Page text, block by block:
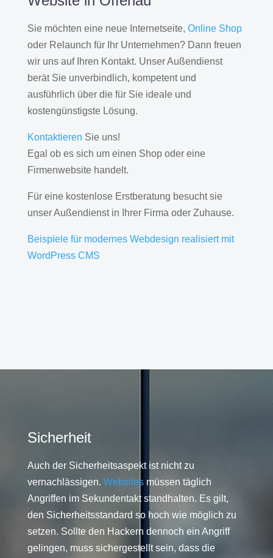
Sie möchten eine neue Internetseite, Online Shop
oder Relaunch für Ihr Unternehmen? Dann freuen
wir uns auf Ihren Kontakt. Unser Außendienst
berät Sie unverbindlich, kompetent und
ausführlich über die für Sie ideale und
kostengünstigste Lösung.
Kontaktieren Sie uns!
Egal ob es sich um einen Shop oder eine
Firmenwebsite handelt.
Für eine kostenlose Erstberatung besucht sie
unser Außendienst in Ihrer Firma oder Zuhause.
Beispiele für modernes Webdesign realisiert mit
WordPress CMS
Sicherheit
Auch der Sicherheitsaspekt ist nicht zu
vernachlässigen. Websitesmüssen täglich
Angriffen im Sekundentakt standhalten. Es gilt,
den Sicherheitsstandard so hoch wie möglich zu
setzen. Sollte den Hackern dennoch ein Angriff
gelingen, muss sichergestellt sein, dass die